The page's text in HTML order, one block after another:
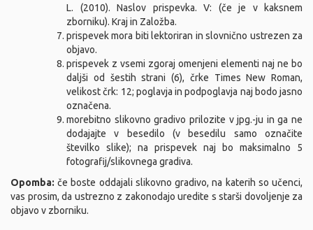
L. (2010). Naslov prispevka. V: (če je v kaksnem
zborniku). Kraj in Založba.
prispevek mora biti lektoriran in slovnično ustrezen za
objavo.
prispevek z vsemi zgoraj omenjeni elementi naj ne bo
daljši od šestih strani (6), črke Times New Roman,
velikost črk: 12; poglavja in podpoglavja naj bodo jasno
označena.
morebitno slikovno gradivo prilozite v jpg.-ju in ga ne
dodajajte v besedilo (v besedilu samo označite
številko slike); na prispevek naj bo maksimalno 5
fotografij/slikovnega gradiva.
Opomba: če boste oddajali slikovno gradivo, na katerih so učenci,
vas prosim, da ustrezno z zakonodajo uredite s starši dovoljenje za
objavo v zborniku.